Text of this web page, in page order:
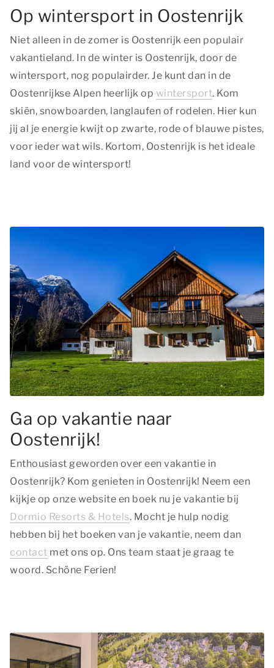
Op wintersport in Oostenrijk
Niet alleen in de zomer is Oostenrijk een populair
vakantieland. In de winter is Oostenrijk, door de
wintersport, nog populairder. Je kunt dan in de
Oostenrijkse Alpen heerlijk op wintersport. Kom
skiën, snowboarden, langlaufen of rodelen. Hier kun
jij al je energie kwijt op zwarte, rode of blauwe pistes,
voor ieder wat wils. Kortom, Oostenrijk is het ideale
land voor de wintersport!
Ga op vakantie naar
Oostenrijk!
Enthousiast geworden over een vakantie in
Oostenrijk? Kom genieten in Oostenrijk! Neem een
kijkje op onze website en boek nu je vakantie bij
Dormio Resorts & Hotels. Mocht je hulp nodig
hebben bij het boeken van je vakantie, neem dan
contact met ons op. Ons team staat je graag te
woord. Schöne Ferien!